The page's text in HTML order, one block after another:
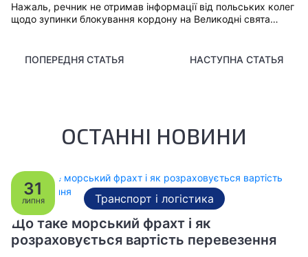
Нажаль, речник не отримав інформації від польських колег
щодо зупинки блокування кордону на Великодні свята…
ПОПЕРЕДНЯ СТАТЬЯ НАСТУПНА СТАТЬЯ
ОСТАННІ НОВИНИ
Транспорт і логістика
Що таке морський фрахт і як
розраховується вартість перевезення
31
ЛИПНЯ